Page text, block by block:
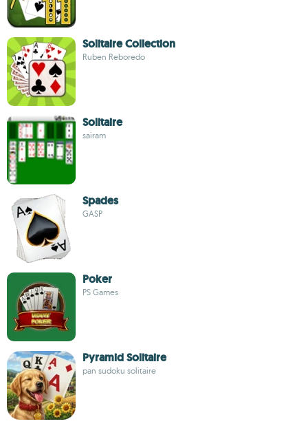
Solitaire Collection
Ruben Reboredo
Solitaire
sairam
Spades
GASP
Poker
PS Games
Pyramid Solitaire
pan sudoku solitaire